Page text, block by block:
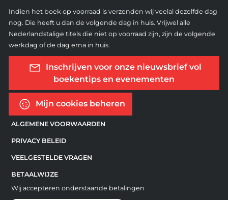
Indien het boek op voorraad is verzenden wij veelal dezelfde dag
nog. Die heeft u dan de volgende dag in huis. Vrijwel alle
Nederlandstalige titels die niet op voorraad zijn, zijn de volgende
werkdag of de dag erna in huis.
Inschrijven voor onze nieuwsbrief vol
boekentips en evenementen
Mijn cookies beheren
ALGEMENE VOORWAARDEN
PRIVACY BELEID
VEELGESTELDE VRAGEN
BETAALWIJZE
Wij accepteren onderstaande betalingen